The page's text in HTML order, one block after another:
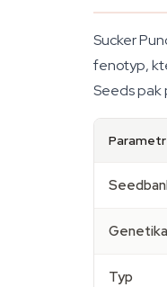
Sucker
fenotyp,
Seeds pak
Parametr
Genetika
Typ